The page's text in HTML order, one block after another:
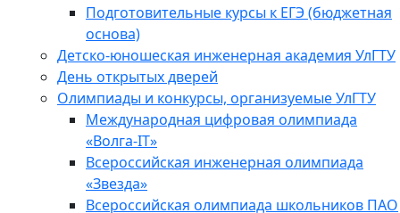
Подготовительные курсы к ЕГЭ (бюджетная
основа)
Детско-юношеская инженерная академия УлГТУ
День открытых дверей
Олимпиады и конкурсы, организуемые УлГТУ
Международная цифровая олимпиада
«Волга-IT»
Всероссийская инженерная олимпиада
«Звезда»
Всероссийская олимпиада школьников ПАО